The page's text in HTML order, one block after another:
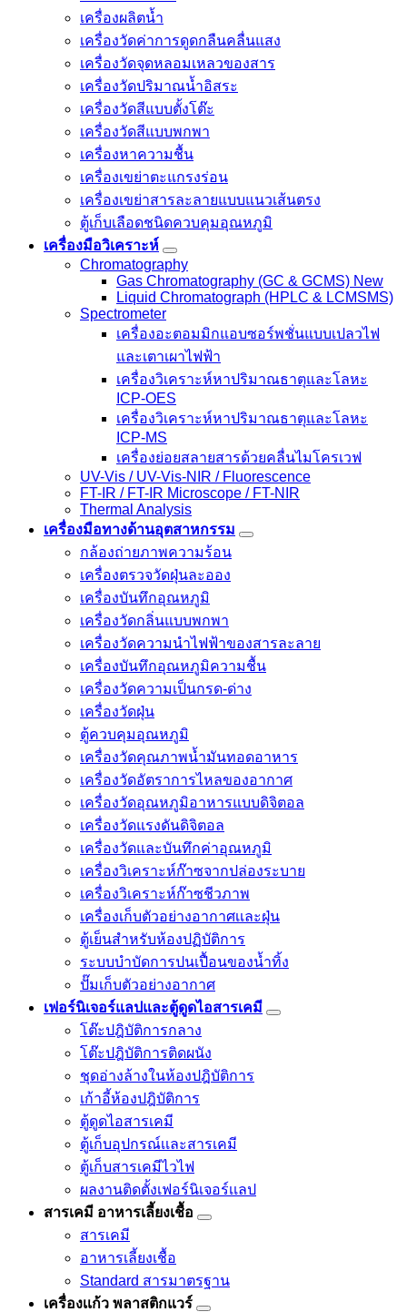
เครื่องผลิตน้ำ
เครื่องวัดค่าการดูดกลืนคลื่นแสง
เครื่องวัดจุดหลอมเหลวของสาร
เครื่องวัดปริมาณน้ำอิสระ
เครื่องวัดสีแบบตั้งโต๊ะ
เครื่องวัดสีแบบพกพา
เครื่องหาความชื้น
เครื่องเขย่าตะแกรงร่อน
เครื่องเขย่าสารละลายแบบแนวเส้นตรง
ตู้เก็บเลือดชนิดควบคุมอุณหภูมิ
เครื่องมือวิเคราะห์
Chromatography
Gas Chromatography (GC & GCMS) New
Liquid Chromatograph (HPLC & LCMSMS)
Spectrometer
เครื่องอะตอมมิกแอบซอร์พชั่นแบบเปลวไฟ
และเตาเผาไฟฟ้า
เครื่องวิเคราะห์หาปริมาณธาตุและโลหะ
ICP-OES
เครื่องวิเคราะห์หาปริมาณธาตุและโลหะ
ICP-MS
เครื่องย่อยสลายสารด้วยคลื่นไมโครเวฟ
UV-Vis / UV-Vis-NIR / Fluorescence
FT-IR / FT-IR Microscope / FT-NIR
Thermal Analysis
เครื่องมือทางด้านอุตสาหกรรม
กล้องถ่ายภาพความร้อน
เครื่องตรวจวัดฝุ่นละออง
เครื่องบันทึกอุณหภูมิ
เครื่องวัดกลิ่นแบบพกพา
เครื่องวัดความนําไฟฟ้าของสารละลาย
เครื่องบันทึกอุณหภูมิความชื้น
เครื่องวัดความเป็นกรด-ด่าง
เครื่องวัดฝุ่น
ตู้ควบคุมอุณหภูมิ
เครื่องวัดคุณภาพน้ำมันทอดอาหาร
เครื่องวัดอัตราการไหลของอากาศ
เครื่องวัดอุณหภูมิอาหารแบบดิจิตอล
เครื่องวัดแรงดันดิจิตอล
เครื่องวัดและบันทึกค่าอุณหภูมิ
เครื่องวิเคราะห์ก๊าซจากปล่องระบาย
เครื่องวิเคราะห์ก๊าซชีวภาพ
เครื่องเก็บตัวอย่างอากาศเเละฝุ่น
ตู้เย็นสำหรับห้องปฏิบัติการ
ระบบบำบัดการปนเปื้อนของน้ำทิ้ง
ปั๊มเก็บตัวอย่างอากาศ
เฟอร์นิเจอร์แลปและตู้ดูดไอสารเคมี
โต๊ะปฎิบัติการกลาง
โต๊ะปฎิบัติการติดผนัง
ชุดอ่างล้างในห้องปฎิบัติการ
เก้าอี้ห้องปฎิบัติการ
ตู้ดูดไอสารเคมี
ตู้เก็บอุปกรณ์เเละสารเคมี
ตู้เก็บสารเคมีไวไฟ
ผลงานติดตั้งเฟอร์นิเจอร์เเลป
สารเคมี อาหารเลี้ยงเชื้อ
สารเคมี
อาหารเลี้ยงเชื้อ
Standard สารมาตรฐาน
เครื่องเเก้ว พลาสติกแวร์